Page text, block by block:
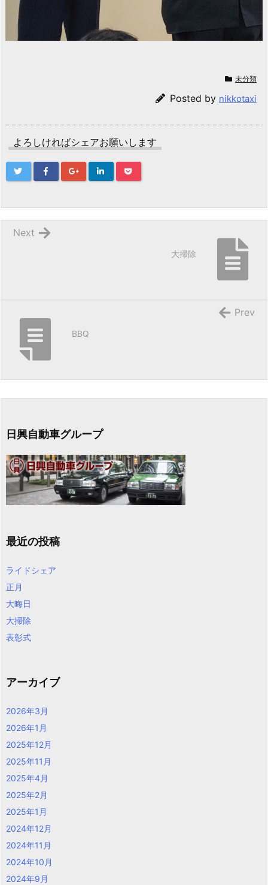
未分類
Posted by nikkotaxi
よろしければシェアお願いします
大掃除
Next
BBQ
Prev
日興自動車グループ
最近の投稿
ライドシェア
正月
大晦日
大掃除
表彰式
アーカイブ
2026年3月
2026年1月
2025年12月
2025年11月
2025年4月
2025年2月
2025年1月
2024年12月
2024年11月
2024年10月
2024年9月